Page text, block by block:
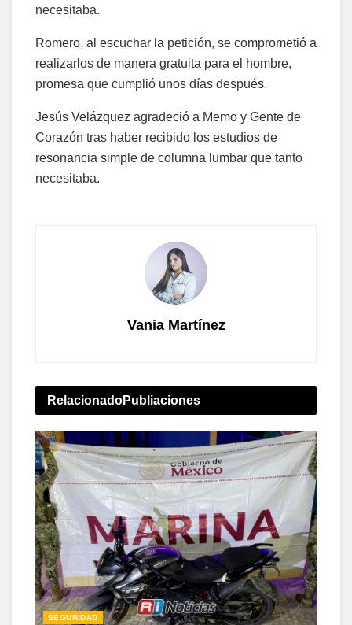
necesitaba.
Romero, al escuchar la petición, se comprometió a
realizarlos de manera gratuita para el hombre,
promesa que cumplió unos días después.
Jesús Velázquez agradeció a Memo y Gente de
Corazón tras haber recibido los estudios de
resonancia simple de columna lumbar que tanto
necesitaba.
Vania Martínez
RelacionadoPubliaciones
SEGURIDAD